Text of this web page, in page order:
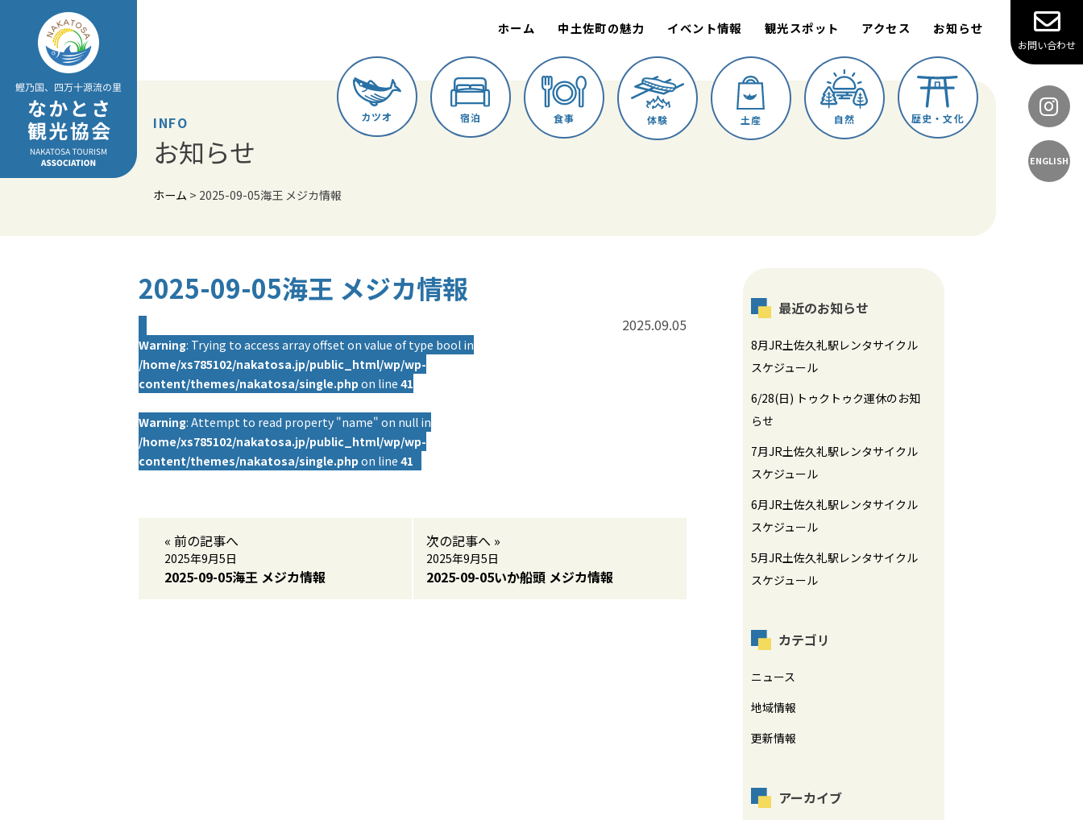
content
ホーム 中土佐町の魅力 イベント情報 観光スポット アクセス お知らせ
お問い合わせ
ENGLISH
カツオ 宿泊 食事 体験 土産 自然 歴史・文化
INFO
お知らせ
ホーム > 2025-09-05海王 メジカ情報
2025-09-05海王 メジカ情報
Warning: Trying to access array offset on value of type bool in
/home/xs785102/nakatosa.jp/public_html/wp/wp-
content/themes/nakatosa/single.php on line 41
Warning: Attempt to read property "name" on null in
/home/xs785102/nakatosa.jp/public_html/wp/wp-
content/themes/nakatosa/single.php on line 41
2025.09.05
« 前の記事へ
2025年9月5日
2025-09-05海王 メジカ情報
次の記事へ »
2025年9月5日
2025-09-05いか船頭 メジカ情報
最近のお知らせ
8月JR土佐久礼駅レンタサイクル
スケジュール
6/28(日) トゥクトゥク運休のお知
らせ
7月JR土佐久礼駅レンタサイクル
スケジュール
6月JR土佐久礼駅レンタサイクル
スケジュール
5月JR土佐久礼駅レンタサイクル
スケジュール
カテゴリ
ニュース
地域情報
更新情報
アーカイブ